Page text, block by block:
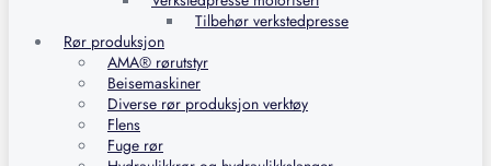
Tilbehør verkstedpresse
Rør produksjon
AMA® rørutstyr
Beisemaskiner
Diverse rør produksjon verktøy
Flens
Fuge rør